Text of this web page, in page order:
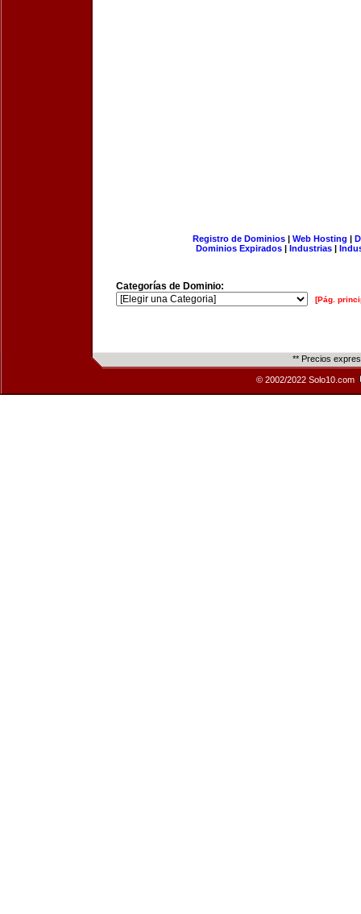
Registro de Dominios| Web Hosting |
Dominios Expirados | Industrias |
Categorías de Dominio:
[Pág.
** Precios
© 2002/2022 Solo10.com